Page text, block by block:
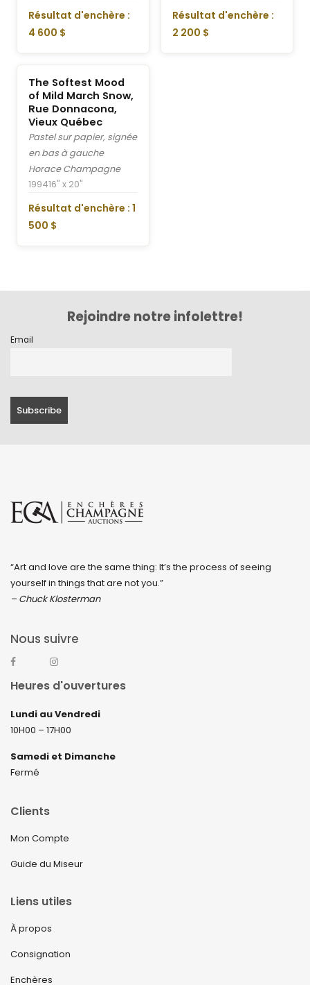
Résultat d'enchère :
4 600 $
Résultat d'enchère :
2 200 $
The Softest Mood
of Mild March Snow,
Rue Donnacona,
Vieux Québec
Pastel sur papier, signée
en bas à gauche
Horace Champagne
199416" x 20"
Résultat d'enchère : 1
500 $
Rejoindre notre infolettre!
Email
“Art and love are the same thing: It’s the process of seeing
yourself in things that are not you.”
– Chuck Klosterman
Nous suivre
Heures d'ouvertures
Lundi au Vendredi
10H00 – 17H00
Samedi et Dimanche
Fermé
Clients
Mon Compte
Guide du Miseur
Liens utiles
À propos
Consignation
Enchères